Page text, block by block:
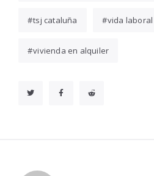
tsj cataluña vida laboral
vivienda en alquiler